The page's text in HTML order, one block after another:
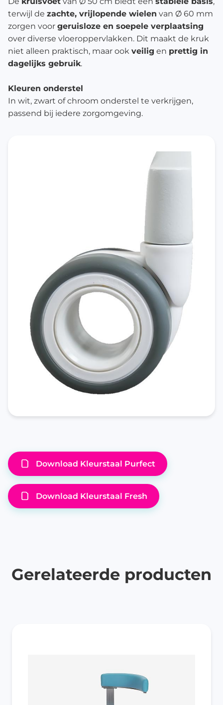
terwijl de zachte, vrijlopende wielen van Ø 60 mm
zorgen voor geruisloze en soepele verplaatsing
over diverse vloeroppervlakken. Dit maakt de kruk
niet alleen praktisch, maar ook veilig en prettig in
dagelijks gebruik.
Kleuren onderstel
In wit, zwart of chroom onderstel te verkrijgen,
passend bij iedere zorgomgeving.
Download Kleurstaal Purfect
Download Kleurstaal Fresh
Gerelateerde producten